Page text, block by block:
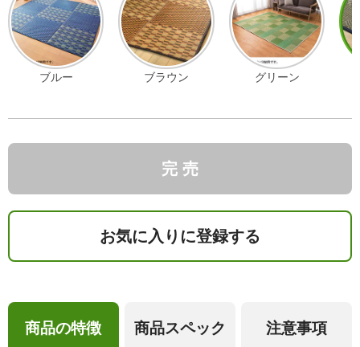
ブルー ブラウン グリーン
完 売
お気に入りに登録する
商品の特徴 商品スペック 注意事項